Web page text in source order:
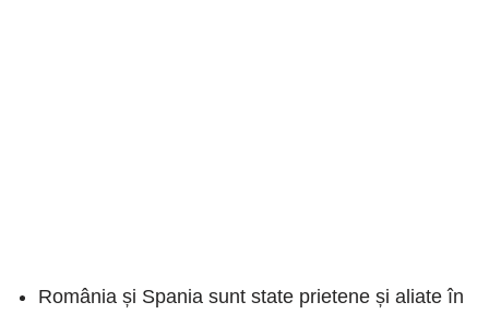
România și Spania sunt state prietene și aliate în